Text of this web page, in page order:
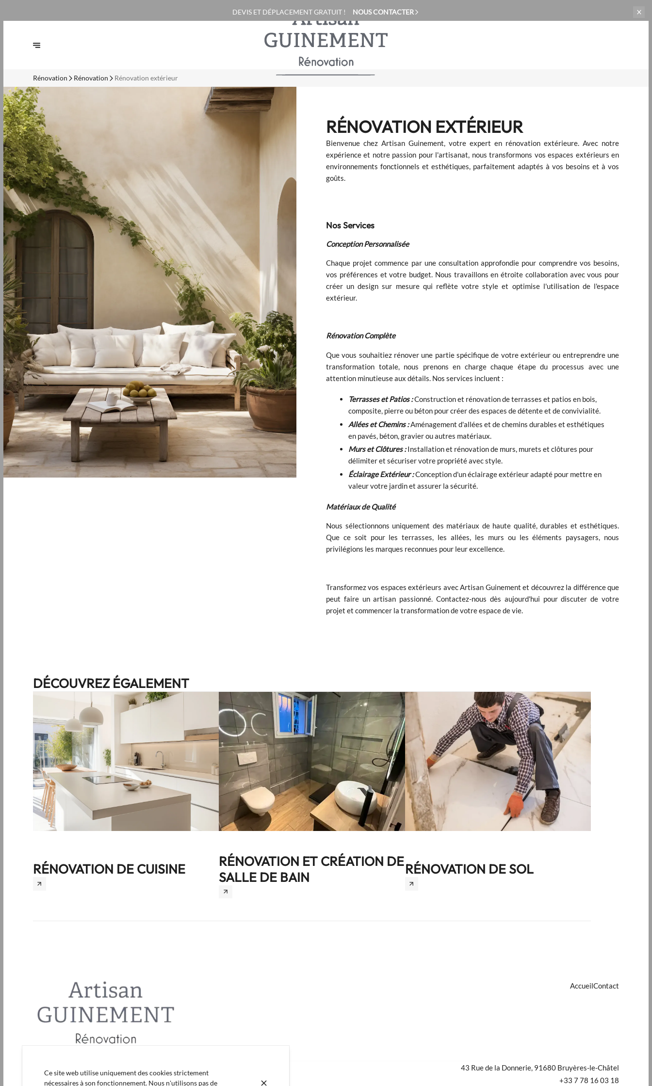
DEVIS ET DÉPLACEMENT GRATUIT ! NOUS CONTACTER
Rénovation Rénovation Rénovation extérieur
RÉNOVATION EXTÉRIEUR
Bienvenue chez Artisan Guinement, votre expert en rénovation extérieure. Avec notre
expérience et notre passion pour l'artisanat, nous transformons vos espaces extérieurs en
environnements fonctionnels et esthétiques, parfaitement adaptés à vos besoins et à vos
goûts.
Nos Services
Conception Personnalisée
Chaque projet commence par une consultation approfondie pour comprendre vos besoins,
vos préférences et votre budget. Nous travaillons en étroite collaboration avec vous pour
créer un design sur mesure qui reflète votre style et optimise l'utilisation de l'espace
extérieur.
Rénovation Complète
Que vous souhaitiez rénover une partie spécifique de votre extérieur ou entreprendre une
transformation totale, nous prenons en charge chaque étape du processus avec une
attention minutieuse aux détails. Nos services incluent :
Terrasses et Patios :Construction et rénovation de terrasses et patios en bois,
composite, pierre ou béton pour créer des espaces de détente et de convivialité.
Allées et Chemins :Aménagement d'allées et de chemins durables et esthétiques
en pavés, béton, gravier ou autres matériaux.
Murs et Clôtures :Installation et rénovation de murs, murets et clôtures pour
délimiter et sécuriser votre propriété avec style.
Éclairage Extérieur :Conception d'un éclairage extérieur adapté pour mettre en
valeur votre jardin et assurer la sécurité.
Matériaux de Qualité
Nous sélectionnons uniquement des matériaux de haute qualité, durables et esthétiques.
Que ce soit pour les terrasses, les allées, les murs ou les éléments paysagers, nous
privilégions les marques reconnues pour leur excellence.
Transformez vos espaces extérieurs avec Artisan Guinement et découvrez la différence que
peut faire un artisan passionné. Contactez-nous dès aujourd'hui pour discuter de votre
projet et commencer la transformation de votre espace de vie.
DÉCOUVREZ ÉGALEMENT
RÉNOVATION DE CUISINE
RÉNOVATION ET CRÉATION DE
SALLE DE BAIN
RÉNOVATION DE SOL
AccueilContact
43 Rue de la Donnerie, 91680 Bruyères-le-Châtel
+33 7 78 16 03 18
Ce site web utilise uniquement des cookies strictement
nécessaires à son fonctionnement. Nous n'utilisons pas de